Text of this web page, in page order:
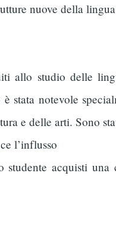
nuove della lingua
allo studio delle
stata notevole
e delle arti. Sono
l’influsso
acquisti